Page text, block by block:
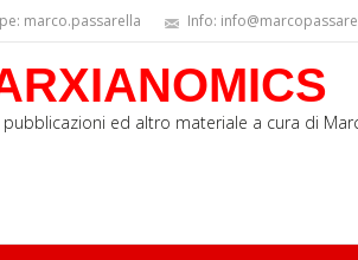
marco.passarella Info:
pubblicazioni ed altro materiale a cura di